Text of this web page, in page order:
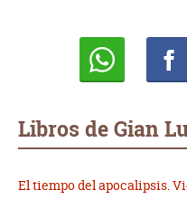
Libros de Gian
El tiempo del apocalipsis.